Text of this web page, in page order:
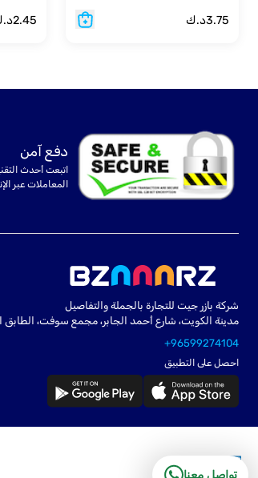
3.75د.ك 2.45
تواصل معنا
دفع آمن
المعاملات عبر
شركة بازر جيت للتجارة بالجملة والتفاصيل
مدينة الكويت، شارع أحمد الجابر، مجمع سوفت،
+96599274104
احصل على التطبيق